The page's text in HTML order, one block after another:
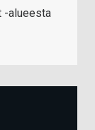
-alueesta